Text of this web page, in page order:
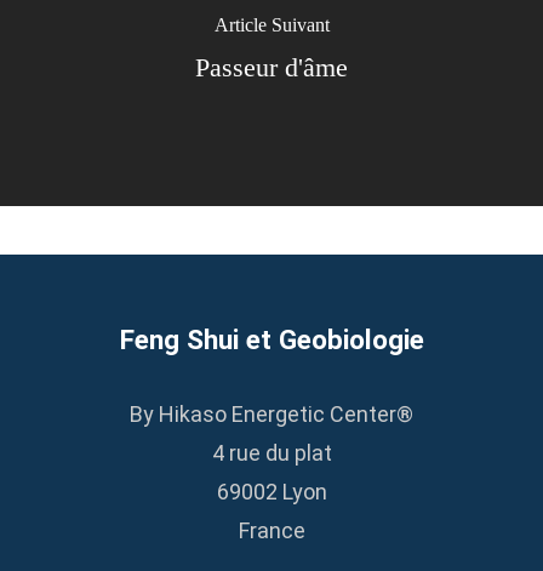
Article Suivant
Passeur d'âme
Feng Shui et Geobiologie
By Hikaso Energetic Center®
4 rue du plat
69002 Lyon
France